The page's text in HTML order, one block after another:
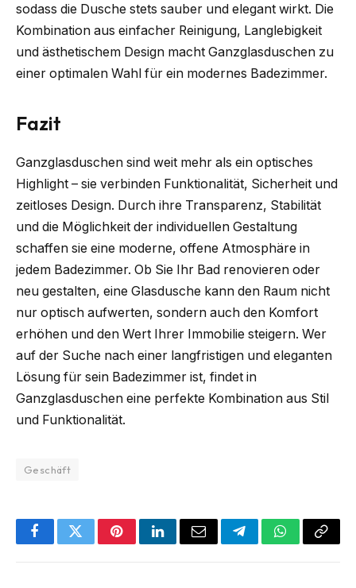
sodass die Dusche stets sauber und elegant wirkt. Die
Kombination aus einfacher Reinigung, Langlebigkeit
und ästhetischem Design macht Ganzglasduschen zu
einer optimalen Wahl für ein modernes Badezimmer.
Fazit
Ganzglasduschen sind weit mehr als ein optisches
Highlight – sie verbinden Funktionalität, Sicherheit und
zeitloses Design. Durch ihre Transparenz, Stabilität
und die Möglichkeit der individuellen Gestaltung
schaffen sie eine moderne, offene Atmosphäre in
jedem Badezimmer. Ob Sie Ihr Bad renovieren oder
neu gestalten, eine Glasdusche kann den Raum nicht
nur optisch aufwerten, sondern auch den Komfort
erhöhen und den Wert Ihrer Immobilie steigern. Wer
auf der Suche nach einer langfristigen und eleganten
Lösung für sein Badezimmer ist, findet in
Ganzglasduschen eine perfekte Kombination aus Stil
und Funktionalität.
Geschäft
FacebookTwitterPinterestLinkedInEmail TelegramWhatsApp
Copy